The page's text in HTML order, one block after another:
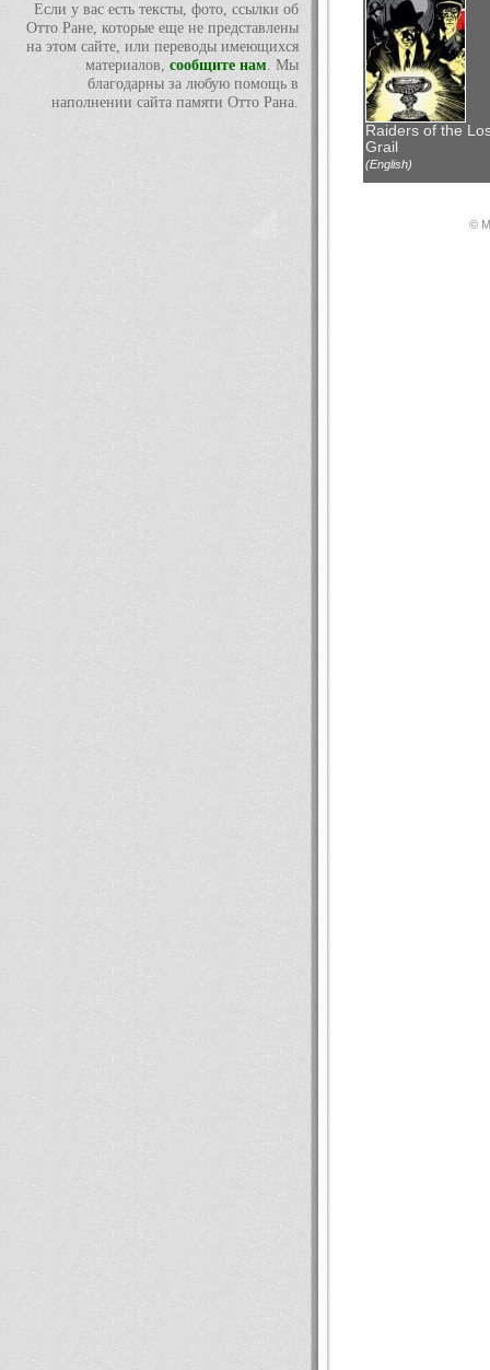
Raiders of the
Grail
(English)
Если у вас есть тексты, фото, ссылки об
Отто Ране, которые еще не представлены
на этом сайте, или переводы имеющихся
материалов, сообщите нам. Мы
благодарны за любую помощь в
наполнении сайта памяти Отто Рана.
©